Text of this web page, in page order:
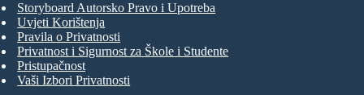
Storyboard Autorsko Pravo i Upotreba
Uvjeti Korištenja
Pravila o Privatnosti
Privatnost i Sigurnost za Škole i Studente
Pristupačnost
Vaši Izbori Privatnosti